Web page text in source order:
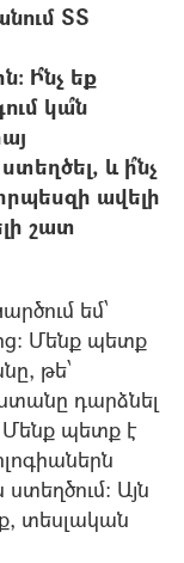
ՏՏ
Ի՞նչ եք
կա՞ն
և ի՞նչ
ավելի
շատ
եմ՝
Մենք պետք
թե՝
դարձնել
Մենք պետք է
Այն
տեսլական